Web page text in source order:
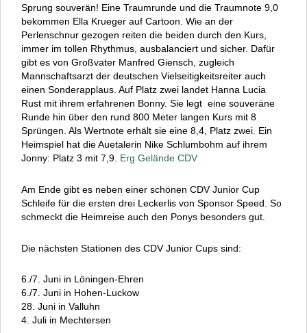
Sprung souverän! Eine Traumrunde und die Traumnote 9,0
bekommen Ella Krueger auf Cartoon. Wie an der
Perlenschnur gezogen reiten die beiden durch den Kurs,
immer im tollen Rhythmus, ausbalanciert und sicher. Dafür
gibt es von Großvater Manfred Giensch, zugleich
Mannschaftsarzt der deutschen Vielseitigkeitsreiter auch
einen Sonderapplaus. Auf Platz zwei landet Hanna Lucia
Rust mit ihrem erfahrenen Bonny. Sie legt eine souveräne
Runde hin über den rund 800 Meter langen Kurs mit 8
Sprüngen. Als Wertnote erhält sie eine 8,4, Platz zwei. Ein
Heimspiel hat die Auetalerin Nike Schlumbohm auf ihrem
Jonny: Platz 3 mit 7,9. Erg Gelände CDV
Am Ende gibt es neben einer schönen CDV Junior Cup
Schleife für die ersten drei Leckerlis von Sponsor Speed. So
schmeckt die Heimreise auch den Ponys besonders gut.
Die nächsten Stationen des CDV Junior Cups sind:
6./7. Juni in Löningen-Ehren
6./7. Juni in Hohen-Luckow
28. Juni in Valluhn
4. Juli in Mechtersen